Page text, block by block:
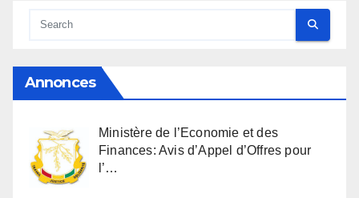
Annonces
Ministère de l’Economie et des
Finances: Avis d’Appel d’Offres pour
l’…